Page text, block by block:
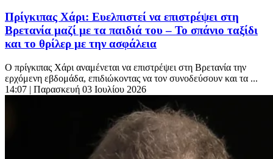
Πρίγκιπας Χάρι: Ευελπιστεί να επιστρέψει στη
Βρετανία μαζί με τα παιδιά του – Το σπάνιο ταξίδι
και το θρίλερ με την ασφάλεια
Ο πρίγκιπας Χάρι αναμένεται να επιστρέψει στη Βρετανία την
ερχόμενη εβδομάδα, επιδιώκοντας να τον συνοδεύσουν και τα ...
14:07 | Παρασκευή 03 Ιουλίου 2026